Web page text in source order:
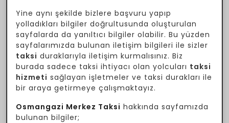
Yine aynı şekilde bizlere başvuru yapıp
yolladıkları bilgiler doğrultusunda oluşturulan
sayfalarda da yanıltıcı bilgiler olabilir. Bu yüzden
sayfalarımızda bulunan iletişim bilgileri ile sizler
taksi duraklarıyla iletişim kurmalısınız. Biz
burada sadece taksi ihtiyacı olan yolcuları taksi
hizmeti sağlayan işletmeler ve taksi durakları ile
bir araya getirmeye çalışmaktayız.
Osmangazi Merkez Taksi hakkında sayfamızda
bulunan bilgiler;